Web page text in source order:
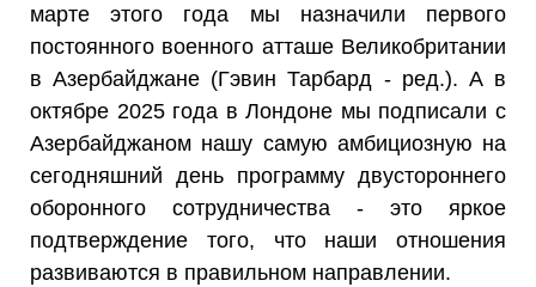
марте этого года мы назначили первого
постоянного военного атташе Великобритании
в Азербайджане (Гэвин Тарбард - ред.). А в
октябре 2025 года в Лондоне мы подписали с
Азербайджаном нашу самую амбициозную на
сегодняшний день программу двустороннего
оборонного сотрудничества - это яркое
подтверждение того, что наши отношения
развиваются в правильном направлении.